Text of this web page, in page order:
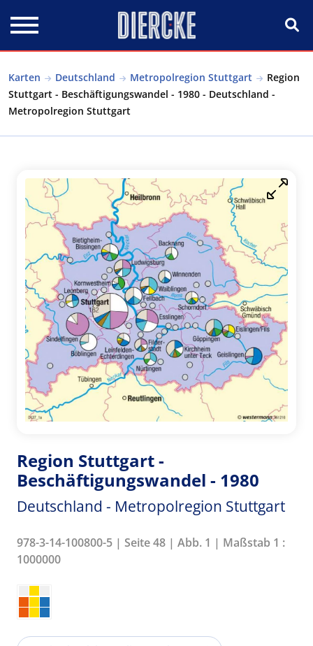
Karten Deutschland Metropolregion Stuttgart
Region
Stuttgart - Beschäftigungswandel - 1980 - Deutschland -
Metropolregion Stuttgart
Region Stuttgart -
Beschäftigungswandel - 1980
Deutschland - Metropolregion Stuttgart
978-3-14-100800-5 | Seite 48 | Abb. 1 | Maßstab 1 :
1000000